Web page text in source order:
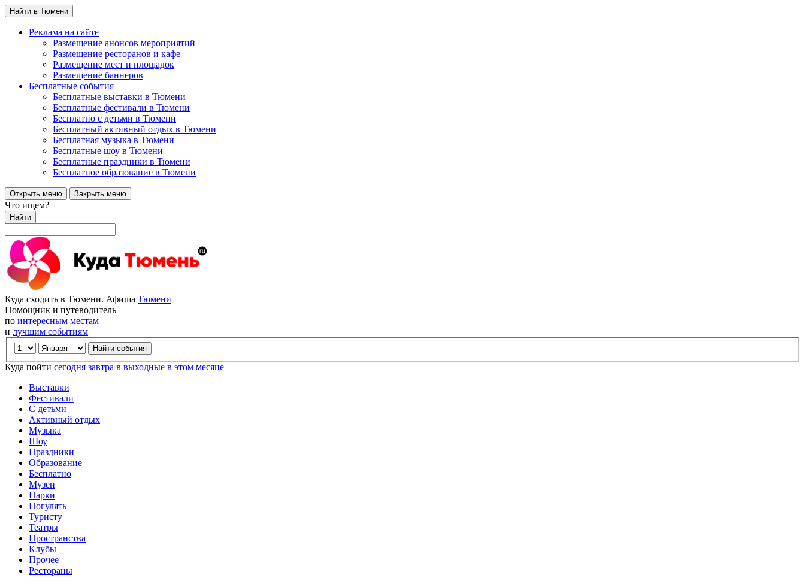
Найти в Тюмени
Реклама на сайте
Размещение анонсов мероприятий
Размещение ресторанов и кафе
Размещение мест и площадок
Размещение баннеров
Бесплатные события
Бесплатные выставки в Тюмени
Бесплатные фестивали в Тюмени
Бесплатно с детьми в Тюмени
Бесплатный активный отдых в Тюмени
Бесплатная музыка в Тюмени
Бесплатные шоу в Тюмени
Бесплатные праздники в Тюмени
Бесплатное образование в Тюмени
Открыть меню Закрыть меню
Что ищем?
Найти
Куда сходить в Тюмени. Афиша Тюмени
Помощник и путеводитель
по интересным местам
и лучшим событиям
Куда пойти сегодня завтра в выходные в этом месяце
Выставки
Фестивали
С детьми
Активный отдых
Музыка
Шоу
Праздники
Образование
Бесплатно
Музеи
Парки
Погулять
Туристу
Театры
Пространства
Клубы
Прочее
Рестораны